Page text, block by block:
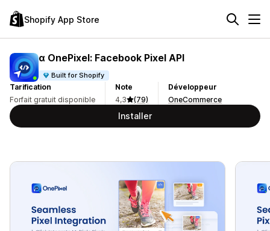
Shopify App Store
α OnePixel: Facebook Pixel API
Built for Shopify
Tarification
Forfait gratuit disponible
Note
4,3
(79)
Développeur
OneCommerce
Installer